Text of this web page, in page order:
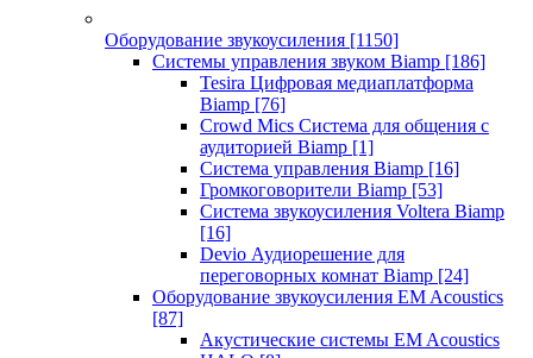
Оборудование звукоусиления [1150]
Системы управления звуком Biamp [186]
Tesira Цифровая медиаплатформа
Biamp [76]
Crowd Mics Система для общения с
аудиторией Biamp [1]
Система управления Biamp [16]
Громкоговорители Biamp [53]
Система звукоусиления Voltera Biamp
[16]
Devio Аудиорешение для
переговорных комнат Biamp [24]
Оборудование звукоусиления EM Acoustics
[87]
Акустические системы EM Acoustics